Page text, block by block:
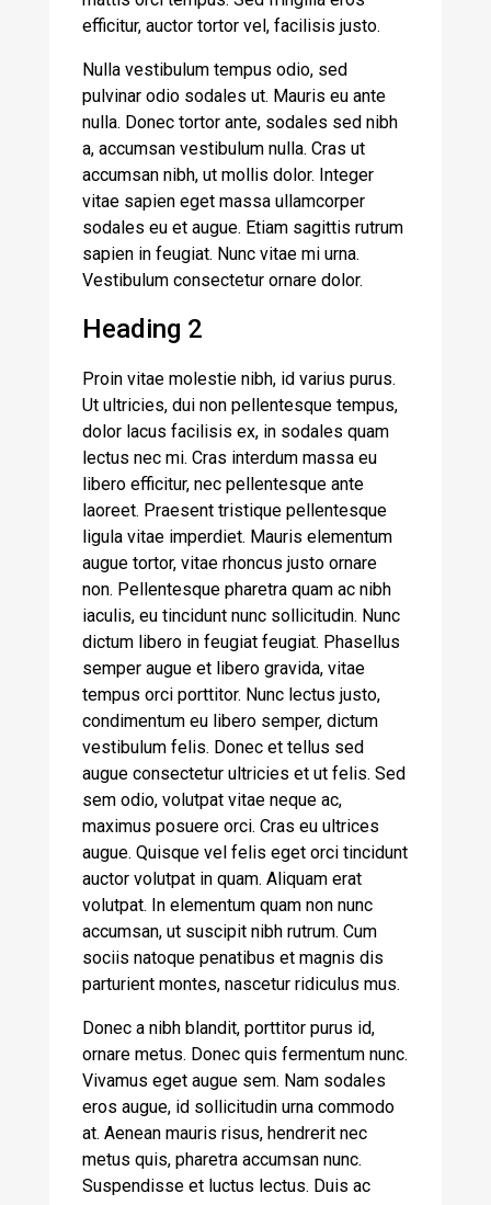
efficitur, auctor tortor vel, facilisis justo.
Nulla vestibulum tempus odio, sed
pulvinar odio sodales ut. Mauris eu ante
nulla. Donec tortor ante, sodales sed nibh
a, accumsan vestibulum nulla. Cras ut
accumsan nibh, ut mollis dolor. Integer
vitae sapien eget massa ullamcorper
sodales eu et augue. Etiam sagittis rutrum
sapien in feugiat. Nunc vitae mi urna.
Vestibulum consectetur ornare dolor.
Heading 2
Proin vitae molestie nibh, id varius purus.
Ut ultricies, dui non pellentesque tempus,
dolor lacus facilisis ex, in sodales quam
lectus nec mi. Cras interdum massa eu
libero efficitur, nec pellentesque ante
laoreet. Praesent tristique pellentesque
ligula vitae imperdiet. Mauris elementum
augue tortor, vitae rhoncus justo ornare
non. Pellentesque pharetra quam ac nibh
iaculis, eu tincidunt nunc sollicitudin. Nunc
dictum libero in feugiat feugiat. Phasellus
semper augue et libero gravida, vitae
tempus orci porttitor. Nunc lectus justo,
condimentum eu libero semper, dictum
vestibulum felis. Donec et tellus sed
augue consectetur ultricies et ut felis. Sed
sem odio, volutpat vitae neque ac,
maximus posuere orci. Cras eu ultrices
augue. Quisque vel felis eget orci tincidunt
auctor volutpat in quam. Aliquam erat
volutpat. In elementum quam non nunc
accumsan, ut suscipit nibh rutrum. Cum
sociis natoque penatibus et magnis dis
parturient montes, nascetur ridiculus mus.
Donec a nibh blandit, porttitor purus id,
ornare metus. Donec quis fermentum nunc.
Vivamus eget augue sem. Nam sodales
eros augue, id sollicitudin urna commodo
at. Aenean mauris risus, hendrerit nec
metus quis, pharetra accumsan nunc.
Suspendisse et luctus lectus. Duis ac